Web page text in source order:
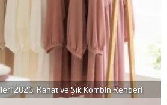
2026: Rahat ve Şık Kombin Rehberi